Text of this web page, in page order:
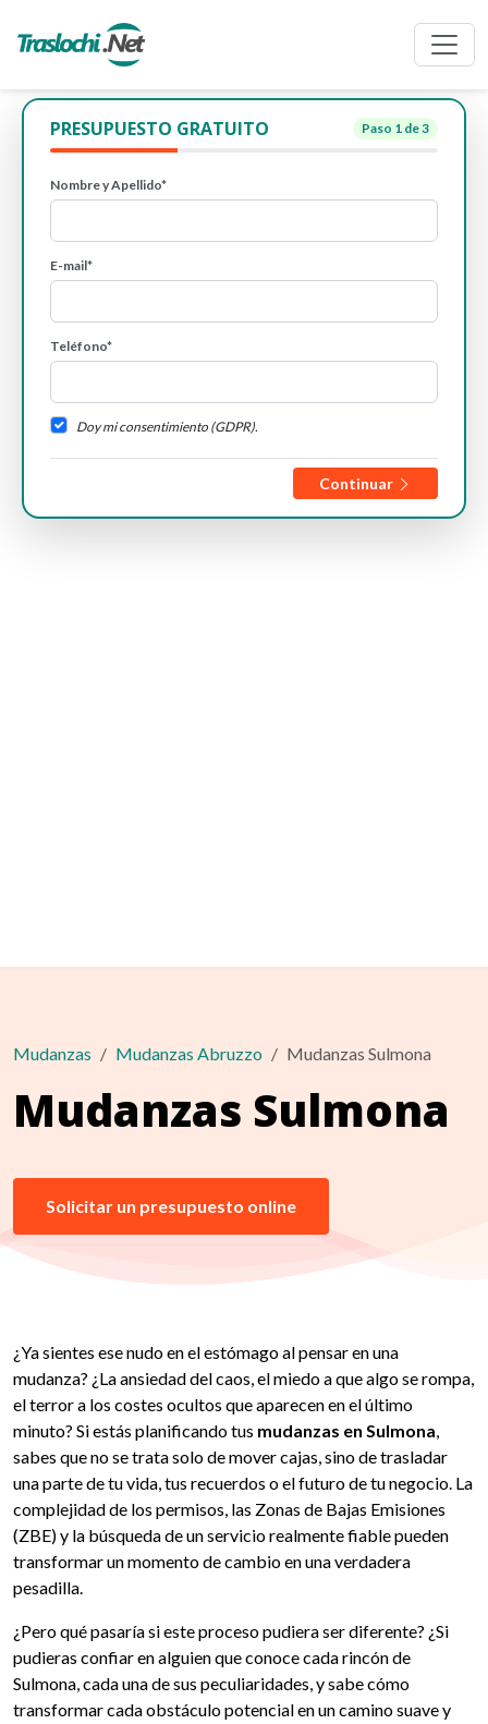
PRESUPUESTO GRATUITO Paso 1 de 3
Nombre y Apellido*
E-mail*
Teléfono*
Doy mi consentimiento (GDPR).
Continuar
Mudanzas Mudanzas Abruzzo Mudanzas Sulmona
Mudanzas Sulmona
Solicitar un presupuesto online
¿Ya sientes ese nudo en el estómago al pensar en una
mudanza? ¿La ansiedad del caos, el miedo a que algo se rompa,
el terror a los costes ocultos que aparecen en el último
minuto? Si estás planificando tus mudanzas en Sulmona,
sabes que no se trata solo de mover cajas, sino de trasladar
una parte de tu vida, tus recuerdos o el futuro de tu negocio. La
complejidad de los permisos, las Zonas de Bajas Emisiones
(ZBE) y la búsqueda de un servicio realmente fiable pueden
transformar un momento de cambio en una verdadera
pesadilla.
¿Pero qué pasaría si este proceso pudiera ser diferente? ¿Si
pudieras confiar en alguien que conoce cada rincón de
Sulmona, cada una de sus peculiaridades, y sabe cómo
transformar cada obstáculo potencial en un camino suave y